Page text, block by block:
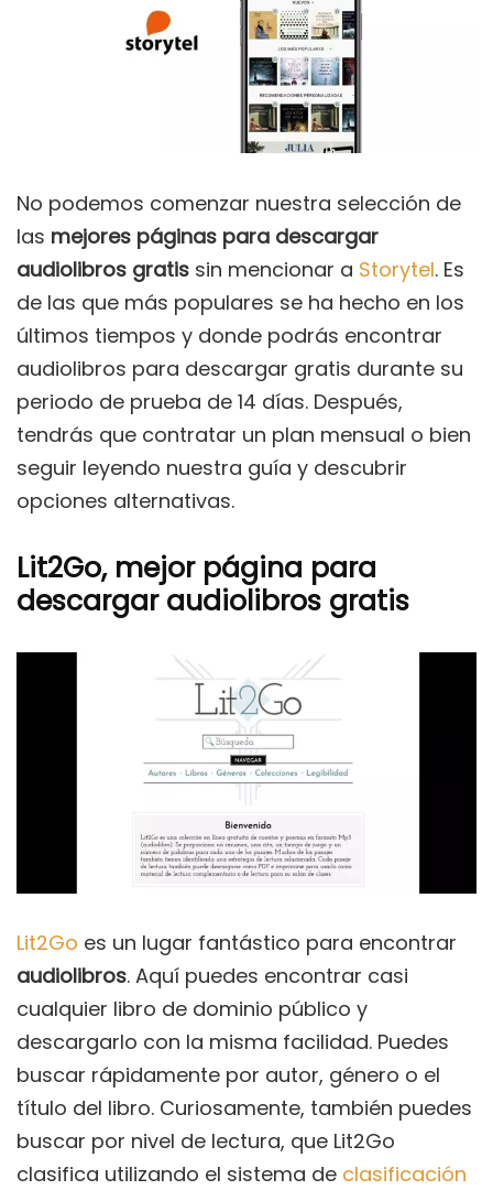
No podemos comenzar nuestra selección de
las mejores páginas para descargar
audiolibros gratis sin mencionar a Storytel. Es
de las que más populares se ha hecho en los
últimos tiempos y donde podrás encontrar
audiolibros para descargar gratis durante su
periodo de prueba de 14 días. Después,
tendrás que contratar un plan mensual o bien
seguir leyendo nuestra guía y descubrir
opciones alternativas.
Lit2Go, mejor página para
descargar audiolibros gratis
Lit2Go es un lugar fantástico para encontrar
audiolibros. Aquí puedes encontrar casi
cualquier libro de dominio público y
descargarlo con la misma facilidad. Puedes
buscar rápidamente por autor, género o el
título del libro. Curiosamente, también puedes
buscar por nivel de lectura, que Lit2Go
clasifica utilizando el sistema de clasificación